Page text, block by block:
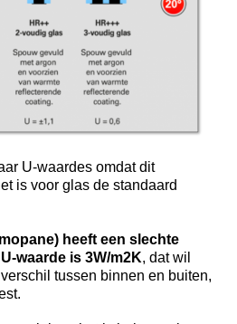
U-waardes omdat dit
is voor glas de standaard
heeft een slechte
waarde is 3W/m2K, dat wil
tussen binnen en buiten,